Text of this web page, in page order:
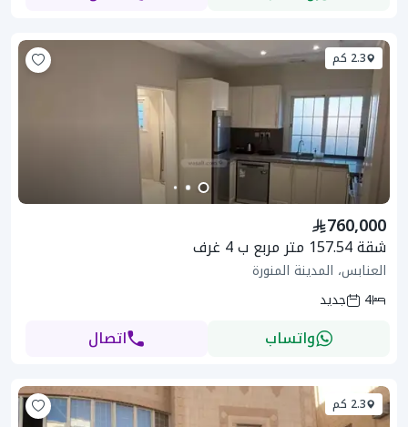
2.3 كم
760,000
شقة 157.54 متر مربع ب 4 غرف
العنابس، المدينة المنورة
4
جديد
واتساب اتصال
2.3 كم